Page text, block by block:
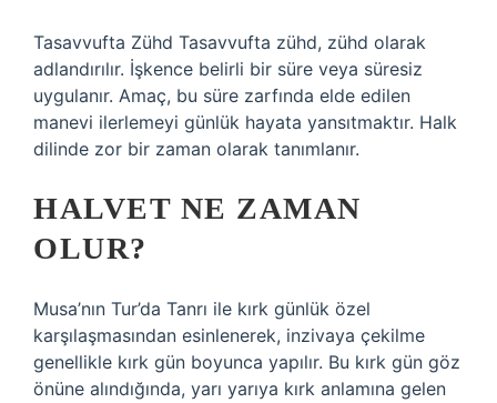
Tasavvufta Zühd Tasavvufta zühd, zühd olarak
adlandırılır. İşkence belirli bir süre veya süresiz
uygulanır. Amaç, bu süre zarfında elde edilen
manevi ilerlemeyi günlük hayata yansıtmaktır. Halk
dilinde zor bir zaman olarak tanımlanır.
HALVET NE ZAMAN
OLUR?
Musa’nın Tur’da Tanrı ile kırk günlük özel
karşılaşmasından esinlenerek, inzivaya çekilme
genellikle kırk gün boyunca yapılır. Bu kırk gün göz
önüne alındığında, yarı yarıya kırk anlamına gelen